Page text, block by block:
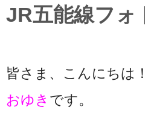
JR五能線フォ
皆さま、こんにちは！
おゆき です。